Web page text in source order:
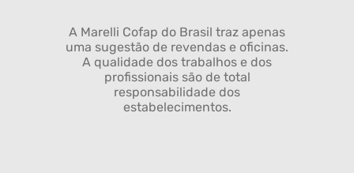
A Marelli Cofap do Brasil traz apenas
uma sugestão de revendas e oficinas.
A qualidade dos trabalhos e dos
profissionais são de total
responsabilidade dos
estabelecimentos.